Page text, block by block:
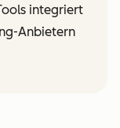
integriert
Anbietern